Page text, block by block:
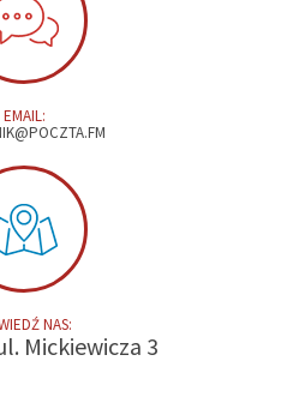
EMAIL:
NAS:
Mickiewicza 3